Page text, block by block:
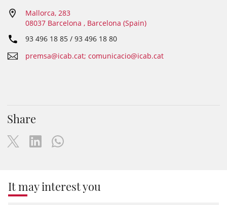
Mallorca, 283
08037 Barcelona , Barcelona (Spain)
93 496 18 85 / 93 496 18 80
premsa@icab.cat; comunicacio@icab.cat
Share
It may interest you